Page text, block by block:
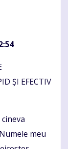
ȘI EFECTIV
meu